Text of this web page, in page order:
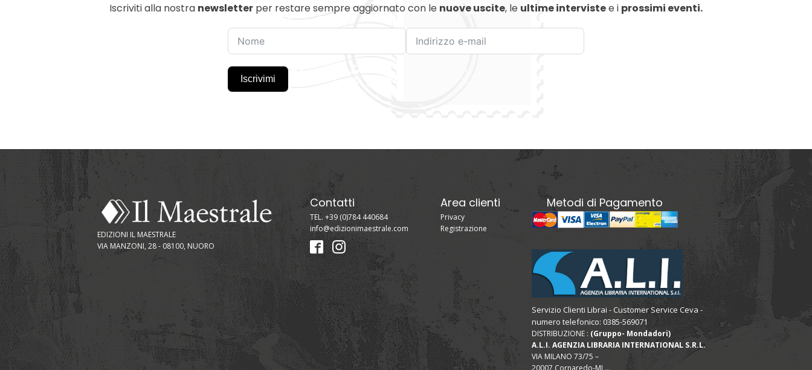
Iscriviti alla nostra newsletter per restare sempre aggiornato con le nuove uscite, le ultime intervistee i prossimi eventi.
Iscrivimi
EDIZIONI IL MAESTRALE
VIA MANZONI, 28 - 08100, NUORO
Contatti
TEL. +39 (0)784 440684
info@edizionimaestrale.com
Area clienti
Privacy
Registrazione
Metodi di Pagamento
Servizio Clienti Librai - Customer Service Ceva -
numero telefonico: 0385-569071
DISTRIBUZIONE : (Gruppo- Mondadori)
A.L.I. AGENZIA LIBRARIA INTERNATIONAL S.R.L.
VIA MILANO 73/75 –
20007 Cornaredo-MI ...